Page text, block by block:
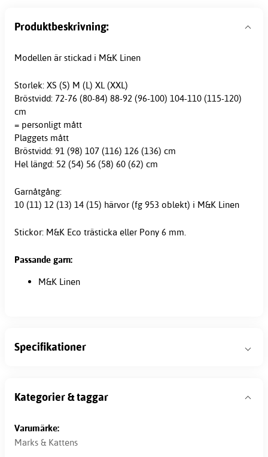
Produktbeskrivning:
Modellen är stickad i M&K Linen
Storlek: XS (S) M (L) XL (XXL)
Bröstvidd: 72-76 (80-84) 88-92 (96-100) 104-110 (115-120)
cm
= personligt mått
Plaggets mått
Bröstvidd: 91 (98) 107 (116) 126 (136) cm
Hel längd: 52 (54) 56 (58) 60 (62) cm
Garnåtgång:
10 (11) 12 (13) 14 (15) härvor (fg 953 oblekt) i M&K Linen
Stickor: M&K Eco trästicka eller Pony 6 mm.
Passande garn:
M&K Linen
Specifikationer
Kategorier & taggar
Varumärke:
Marks & Kattens